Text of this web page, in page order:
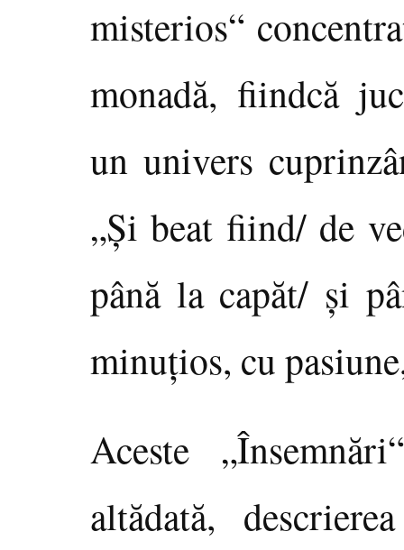
misterios“
monadă, fiindcă
un univers
„Şi beat fiind/ de
până la capăt/ şi
minuţios, cu
Aceste
altădată,